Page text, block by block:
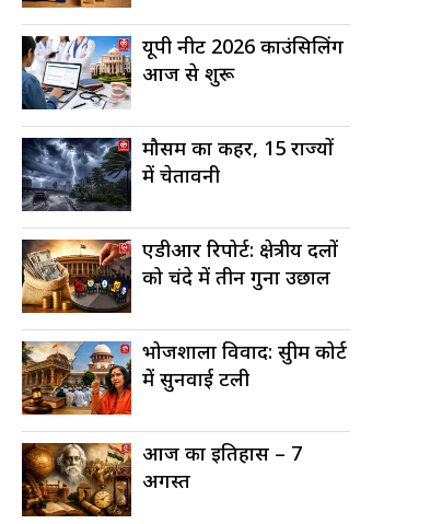
यूपी नीट 2026 काउंसिलिंग
आज से शुरू
मौसम का कहर, 15 राज्यों
में चेतावनी
एडीआर रिपोर्ट: क्षेत्रीय दलों
को चंदे में तीन गुना उछाल
भोजशाला विवाद: सुप्रीम कोर्ट
में सुनवाई टली
आज का इतिहास – 7
अगस्त